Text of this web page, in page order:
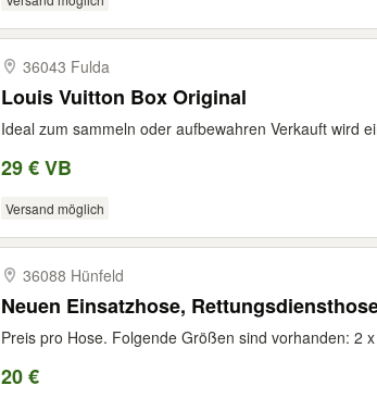
36043 Fulda
Louis Vuitton Box Original
Ideal zum sammeln oder aufbewahren Verkauft wird
29 € VB
Versand möglich
36088 Hünfeld
Neuen Einsatzhose,
Preis pro Hose. Folgende Größen sind vorhanden: 2
20 €